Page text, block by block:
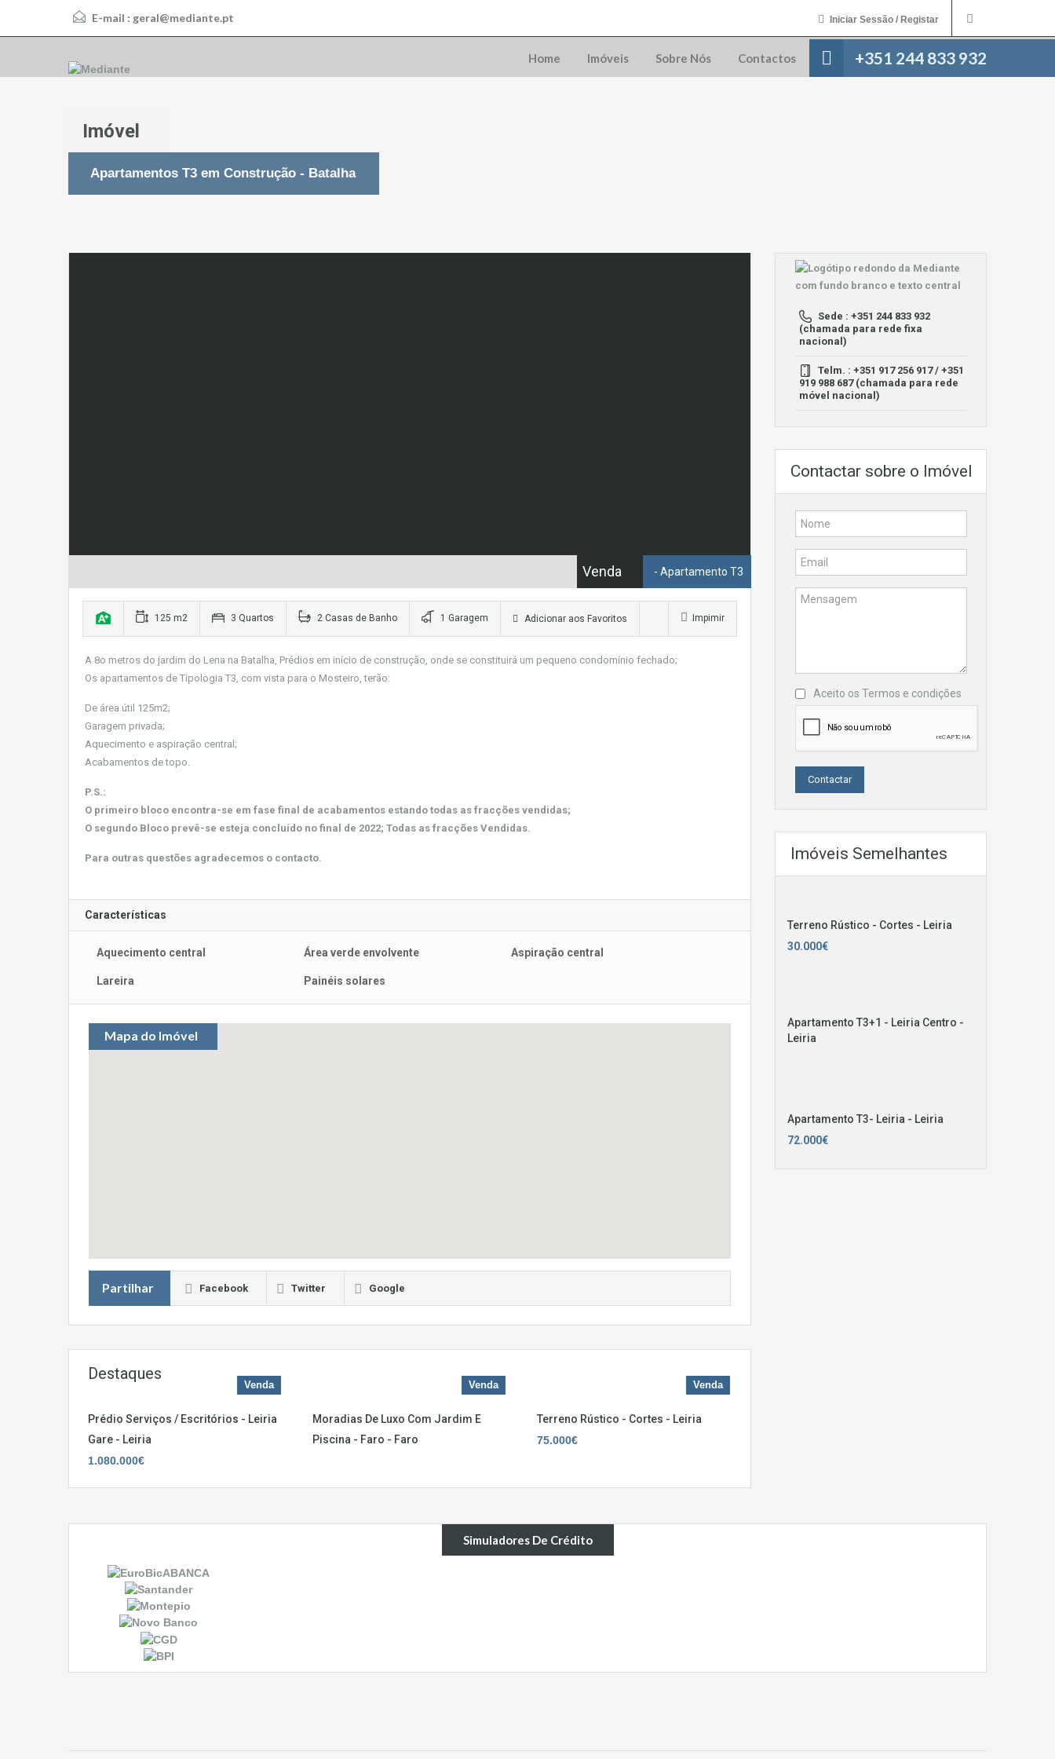
E-mail : geral@mediante.pt Iniciar Sessão / Registar
+351 244 833 932
Home Imóveis Sobre Nós Contactos
Imóvel
Apartamentos T3 em Construção - Batalha
Venda - Apartamento T3
125 m2 3 Quartos 2 Casas de Banho 1 Garagem Adicionar aos Favoritos Impimir
A 8o metros do jardim do Lena na Batalha, Prédios em início de construção, onde se constituirá um pequeno condomínio fechado;
Os apartamentos de Tipologia T3, com vista para o Mosteiro, terão:
De área útil 125m2;
Garagem privada;
Aquecimento e aspiração central;
Acabamentos de topo.
P.S.:
O primeiro bloco encontra-se em fase final de acabamentos estando todas as fracções vendidas;
O segundo Bloco prevê-se esteja concluído no final de 2022; Todas as fracções Vendidas.
Para outras questões agradecemos o contacto.
Características
Aquecimento central Área verde envolvente Aspiração central
Lareira Painéis solares
Mapa do Imóvel
Partilhar Facebook Twitter Google
Destaques
Venda
Prédio Serviços / Escritórios - Leiria
Gare - Leiria
1.080.000€
Venda
Moradias De Luxo Com Jardim E
Piscina - Faro - Faro
Venda
Terreno Rústico - Cortes - Leiria
75.000€
Sede : +351 244 833 932
(chamada para rede fixa
nacional)
Telm. : +351 917 256 917 / +351
919 988 687 (chamada para rede
móvel nacional)
Contactar sobre o Imóvel
Aceito os Termos e condições
Imóveis Semelhantes
Terreno Rústico - Cortes - Leiria
30.000€
Apartamento T3+1 - Leiria Centro -
Leiria
Apartamento T3- Leiria - Leiria
72.000€
Simuladores De Crédito